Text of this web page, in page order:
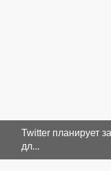
Twitter планирует
дл...